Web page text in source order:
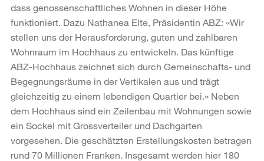
dass genossenschaftliches Wohnen in dieser Höhe
funktioniert. Dazu Nathanea Elte, Präsidentin ABZ: «Wir
stellen uns der Herausforderung, guten und zahlbaren
Wohnraum im Hochhaus zu entwickeln. Das künftige
ABZ-Hochhaus zeichnet sich durch Gemeinschafts- und
Begegnungsräume in der Vertikalen aus und trägt
gleichzeitig zu einem lebendigen Quartier bei.» Neben
dem Hochhaus sind ein Zeilenbau mit Wohnungen sowie
ein Sockel mit Grossverteiler und Dachgarten
vorgesehen. Die geschätzten Erstellungskosten betragen
rund 70 Millionen Franken. Insgesamt werden hier 180